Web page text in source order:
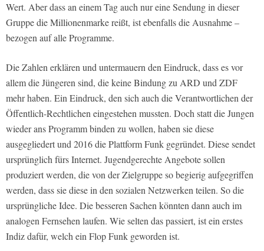
Wert. Aber dass an einem Tag auch nur eine Sendung in dieser
Gruppe die Millionenmarke reißt, ist ebenfalls die Ausnahme –
bezogen auf alle Programme.
Die Zahlen erklären und untermauern den Eindruck, dass es vor
allem die Jüngeren sind, die keine Bindung zu ARD und ZDF
mehr haben. Ein Eindruck, den sich auch die Verantwortlichen der
Öffentlich-Rechtlichen eingestehen mussten. Doch statt die Jungen
wieder ans Programm binden zu wollen, haben sie diese
ausgegliedert und 2016 die Plattform Funk gegründet. Diese sendet
ursprünglich fürs Internet. Jugendgerechte Angebote sollen
produziert werden, die von der Zielgruppe so begierig aufgegriffen
werden, dass sie diese in den sozialen Netzwerken teilen. So die
ursprüngliche Idee. Die besseren Sachen könnten dann auch im
analogen Fernsehen laufen. Wie selten das passiert, ist ein erstes
Indiz dafür, welch ein Flop Funk geworden ist.